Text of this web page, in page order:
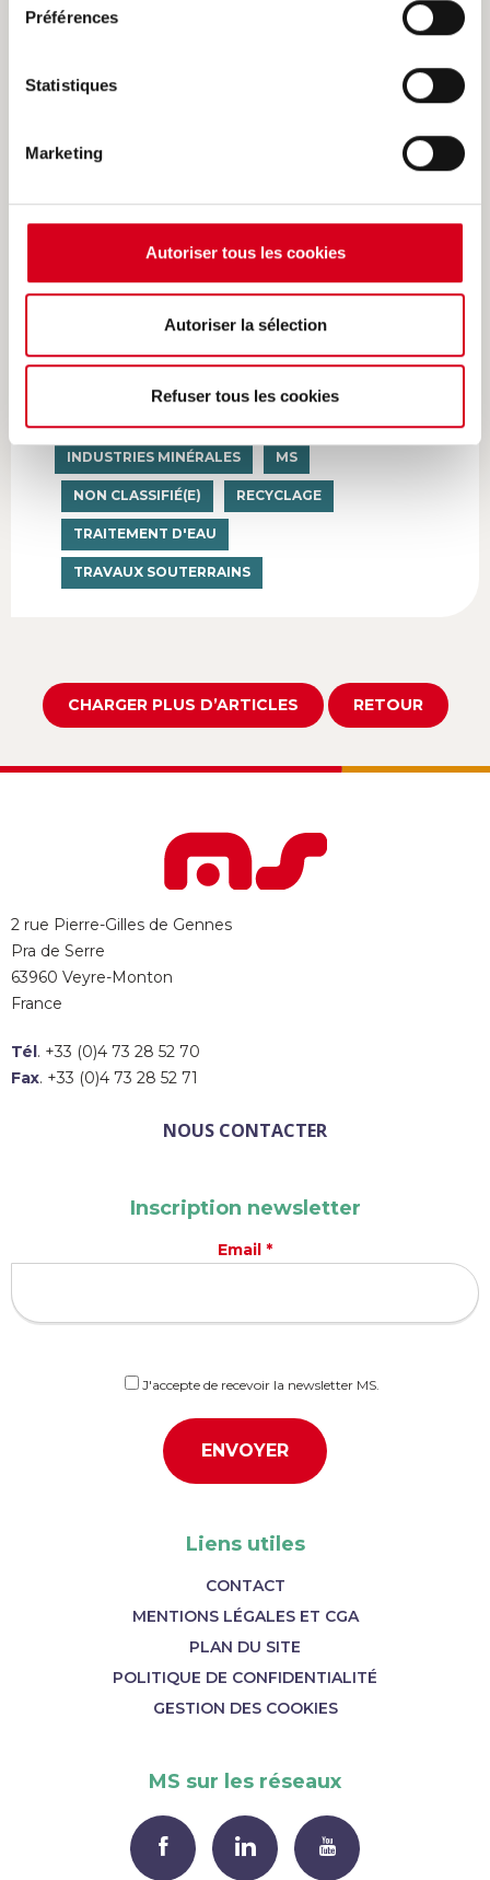
Préférences
Statistiques
Marketing
Autoriser tous les cookies
Autoriser la sélection
Refuser tous les cookies
sur MS !
04/06/2024
[...]
LIRE LA SUITE
INDUSTRIES MINÉRALES MS
NON CLASSIFIÉ(E) RECYCLAGE
TRAITEMENT D'EAU
TRAVAUX SOUTERRAINS
CHARGER PLUS D’ARTICLES RETOUR
2 rue Pierre-Gilles de Gennes
Pra de Serre
63960 Veyre-Monton
France
Tél. +33 (0)4 73 28 52 70
Fax. +33 (0)4 73 28 52 71
NOUS CONTACTER
Inscription newsletter
Email *
J'accepte de recevoir la newsletter MS.
Liens utiles
CONTACT
MENTIONS LÉGALES ET CGA
PLAN DU SITE
POLITIQUE DE CONFIDENTIALITÉ
GESTION DES COOKIES
MS sur les réseaux